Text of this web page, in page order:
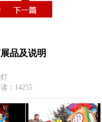
品及说明
：14255